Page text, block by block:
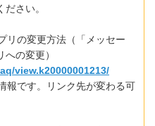
さい。
リの変更方法（「メッセー
の変更）
view.k20000001213/
報です。リンク先が変わる可